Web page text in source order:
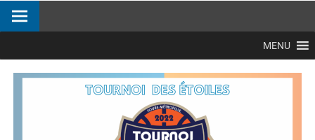
MENU